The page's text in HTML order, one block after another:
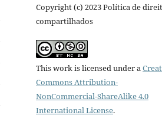
Copyright (c) 2023 Política de
compartilhados
This work is licensed under a
Commons Attribution-
NonCommercial-ShareAlike 4.0
International License.